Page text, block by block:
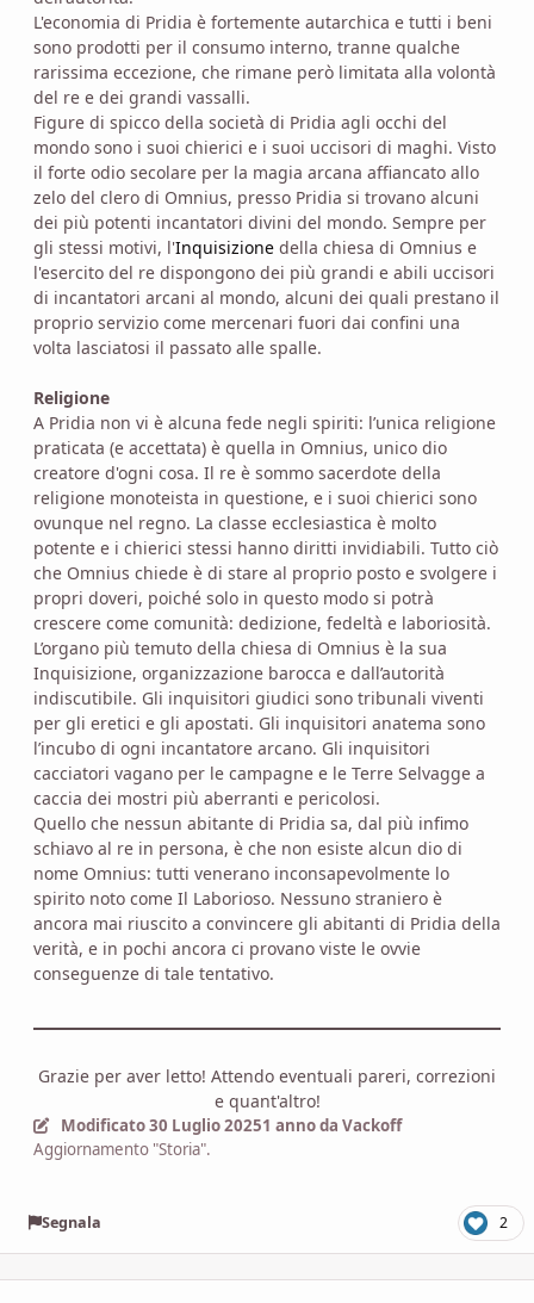
L'economia di Pridia è fortemente autarchica e tutti i beni
sono prodotti per il consumo interno, tranne qualche
rarissima eccezione, che rimane però limitata alla volontà
del re e dei grandi vassalli.
Figure di spicco della società di Pridia agli occhi del
mondo sono i suoi chierici e i suoi uccisori di maghi. Visto
il forte odio secolare per la magia arcana affiancato allo
zelo del clero di Omnius, presso Pridia si trovano alcuni
dei più potenti incantatori divini del mondo. Sempre per
gli stessi motivi, l'Inquisizione della chiesa di Omnius e
l'esercito del re dispongono dei più grandi e abili uccisori
di incantatori arcani al mondo, alcuni dei quali prestano il
proprio servizio come mercenari fuori dai confini una
volta lasciatosi il passato alle spalle.
Religione
A Pridia non vi è alcuna fede negli spiriti: l’unica religione
praticata (e accettata) è quella in Omnius, unico dio
creatore d'ogni cosa. Il re è sommo sacerdote della
religione monoteista in questione, e i suoi chierici sono
ovunque nel regno. La classe ecclesiastica è molto
potente e i chierici stessi hanno diritti invidiabili. Tutto ciò
che Omnius chiede è di stare al proprio posto e svolgere i
propri doveri, poiché solo in questo modo si potrà
crescere come comunità: dedizione, fedeltà e laboriosità.
L’organo più temuto della chiesa di Omnius è la sua
Inquisizione, organizzazione barocca e dall’autorità
indiscutibile. Gli inquisitori giudici sono tribunali viventi
per gli eretici e gli apostati. Gli inquisitori anatema sono
l’incubo di ogni incantatore arcano. Gli inquisitori
cacciatori vagano per le campagne e le Terre Selvagge a
caccia dei mostri più aberranti e pericolosi.
Quello che nessun abitante di Pridia sa, dal più infimo
schiavo al re in persona, è che non esiste alcun dio di
nome Omnius: tutti venerano inconsapevolmente lo
spirito noto come Il Laborioso. Nessuno straniero è
ancora mai riuscito a convincere gli abitanti di Pridia della
verità, e in pochi ancora ci provano viste le ovvie
conseguenze di tale tentativo.
Grazie per aver letto! Attendo eventuali pareri, correzioni
e quant'altro!
Modificato30 Luglio 20251 annoda Vackoff
Aggiornamento "Storia".
Segnala 2